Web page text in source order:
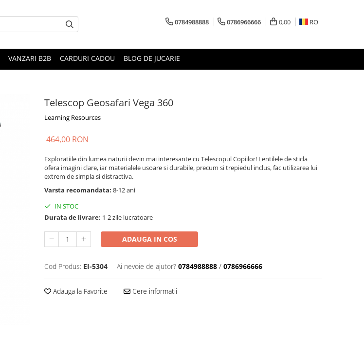
0784988888 0786966666 0,00 RO
VANZARI B2B CARDURI CADOU BLOG DE JUCARIE
Telescop Geosafari Vega 360
Learning Resources
464,00 RON
Exploratiile din lumea naturii devin mai interesante cu Telescopul Copiilor! Lentilele de sticla
ofera imagini clare, iar materialele usoare si durabile, precum si trepiedul inclus, fac utilizarea lui
extrem de simpla si distractiva.
Varsta recomandata: 8-12 ani
IN STOC
Durata de livrare: 1-2 zile lucratoare
ADAUGA IN COS
Cod Produs: EI-5304 Ai nevoie de ajutor? 0784988888 / 0786966666
Adauga la Favorite Cere informatii